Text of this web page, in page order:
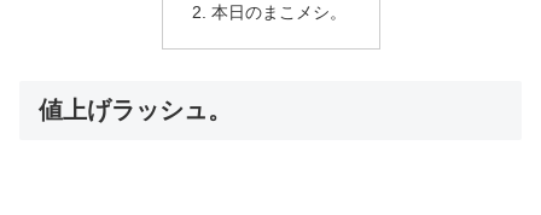
本日のまこメシ。
値上げラッシュ。